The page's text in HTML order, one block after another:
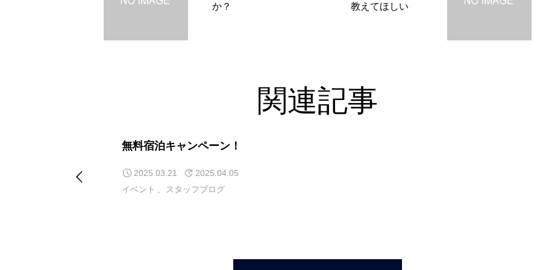
か？
教えてほしい
関連記事
無料宿泊キャンペーン！
2025.03.21 2025.04.05
イベント スタッフブログ